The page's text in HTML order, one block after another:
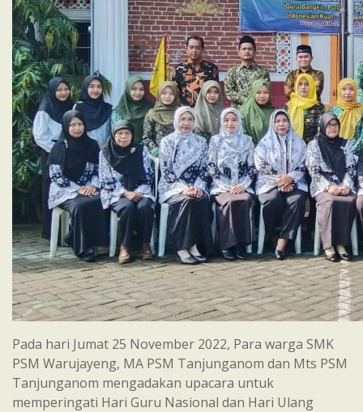
Pada hari Jumat 25 November 2022, Para warga SMK
PSM Warujayeng, MA PSM Tanjunganom dan Mts PSM
Tanjunganom mengadakan upacara untuk
memperingati Hari Guru Nasional dan Hari Ulang